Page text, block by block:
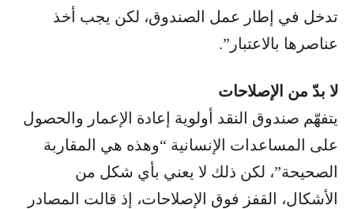
تدخل في إطار عمل الصندوق، لكن يجب أخذ
عناصرها بالاعتبار”.
لا بدّ من الإصلاحات
يتفهّم صندوق النقد أولوية إعادة الإعمار والحصول
على المساعدات الإنسانية “وهذه هي المقاربة
الصحيحة”، لكن ذلك لا يعني بأي شكل من
الأشكال، القفز فوق الإصلاحات، إذ قالت المصادر